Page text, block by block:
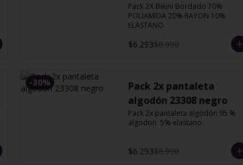
Pack 2X Bikini Bordado 70%
POLIAMIDA 20% RAYON 10%
ELASTANO
$6.293$8.990
-30%
Pack 2x pantaleta
algodón 23308 negro
Pack 2x pantaleta algodón 95 %
algodon  5% elastano.
$6.293$8.990